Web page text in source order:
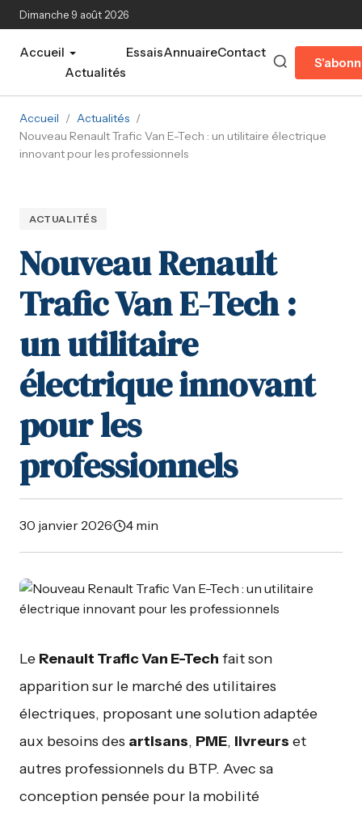
Aller au contenu principal
Dimanche 9 août 2026
Accueil
Actualités
EssaisAnnuaireContact
Accueil / Actualités /
Nouveau Renault Trafic Van E-Tech : un utilitaire électrique
innovant pour les professionnels
ACTUALITÉS
Nouveau Renault
Trafic Van E-Tech :
un utilitaire
électrique innovant
pour les
professionnels
30 janvier 2026· 4 min
Le Renault Trafic Van E-Tech fait son
apparition sur le marché des utilitaires
électriques, proposant une solution adaptée
aux besoins des artisans, PME, livreurs et
autres professionnels du BTP. Avec sa
conception pensée pour la mobilité